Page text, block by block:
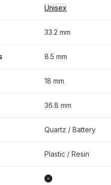
Unisex
33.2 mm
8.5 mm
18 mm
36.8 mm
Quartz / Battery
Plastic / Resin